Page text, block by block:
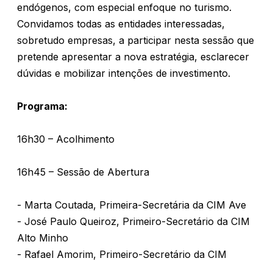
endógenos, com especial enfoque no turismo.
Convidamos todas as entidades interessadas,
sobretudo empresas, a participar nesta sessão que
pretende apresentar a nova estratégia, esclarecer
dúvidas e mobilizar intenções de investimento.
Programa:
16h30 – Acolhimento
16h45 – Sessão de Abertura
- Marta Coutada, Primeira-Secretária da CIM Ave
- José Paulo Queiroz, Primeiro-Secretário da CIM
Alto Minho
- Rafael Amorim, Primeiro-Secretário da CIM